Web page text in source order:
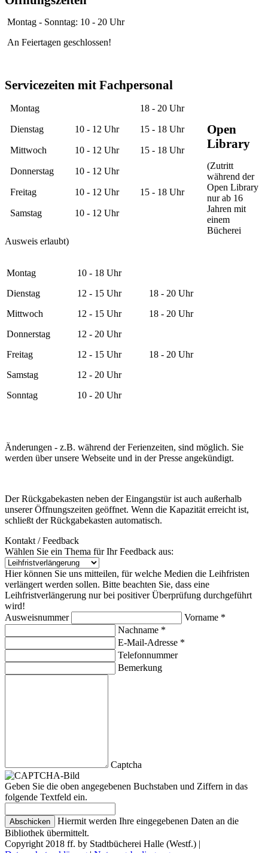
Montag - Sonntag: 10 - 20 Uhr
An Feiertagen geschlossen!
Servicezeiten mit Fachpersonal
Montag 18 - 20 Uhr
Dienstag 10 - 12 Uhr 15 - 18 Uhr
Mittwoch 10 - 12 Uhr 15 - 18 Uhr
Donnerstag 10 - 12 Uhr
Freitag 10 - 12 Uhr 15 - 18 Uhr
Samstag 10 - 12 Uhr
Open
Library
(Zutritt
während der
Open Library
nur ab 16
Jahren mit
einem
Bücherei
Ausweis erlaubt)
Montag
Dienstag
Mittwoch
Donnerstag
Freitag
Samstag
Sonntag
10 - 18 Uhr
12 - 15 Uhr
12 - 15 Uhr
12 - 20 Uhr
12 - 15 Uhr
12 - 20 Uhr
10 - 20 Uhr
18 - 20 Uhr
18 - 20 Uhr
18 - 20 Uhr
Änderungen - z.B. während der Ferienzeiten, sind möglich. Sie
werden über unsere Webseite und in der Presse angekündigt.
Der Rückgabekasten neben der Eingangstür ist auch außerhalb
unserer Öffnungszeiten geöffnet. Wenn die Kapazität erreicht ist,
schließt der Rückgabekasten automatisch.
Kontakt / Feedback
Wählen Sie ein Thema für Ihr Feedback aus:
Hier können Sie uns mitteilen, für welche Medien die Leihfristen
verlängert werden sollen. Bitte beachten Sie, dass eine
Leihfristverlängerung nur bei positiver Überprüfung durchgeführt
wird!
Ausweisnummer
Vorname *
Nachname *
E-Mail-Adresse *
Telefonnummer
Bemerkung
Captcha
Geben Sie die oben angegebenen Buchstaben und Ziffern in das
folgende Textfeld ein.
Hiermit werden Ihre eingegebenen Daten an die
Bibliothek übermittelt.
Copyright 2018 ff. by Stadtbücherei Halle (Westf.) |